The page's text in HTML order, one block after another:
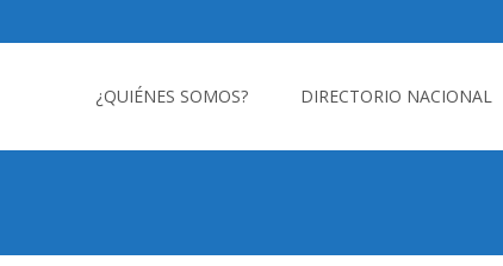
¿QUIÉNES SOMOS? DIRECTORIO NACIONAL